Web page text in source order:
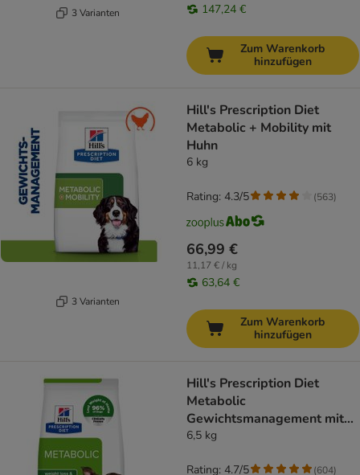
3 Varianten 147,24 €
Zum Warenkorb
hinzufügen
3 Varianten
Hill's Prescription Diet
Metabolic + Mobility mit
Huhn
6 kg
66,99 €
11,17 € / kg
63,64 €
Rating: 4.3/5 (563)
Zum Warenkorb
hinzufügen
Hill's Prescription Diet
Metabolic
Gewichtsmanagement mit
Huhn
6,5 kg
Rating: 4.7/5 (604)